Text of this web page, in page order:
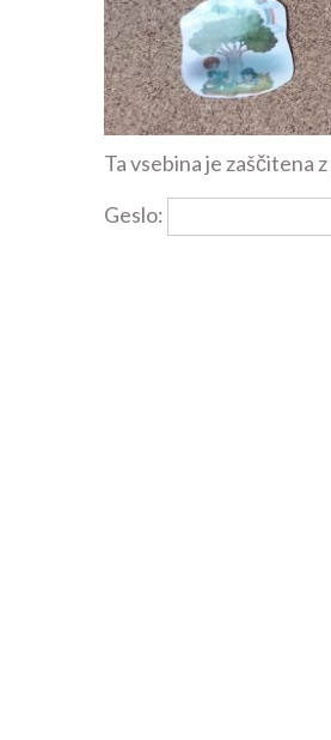
Ta vsebina je zaščitena
Geslo: